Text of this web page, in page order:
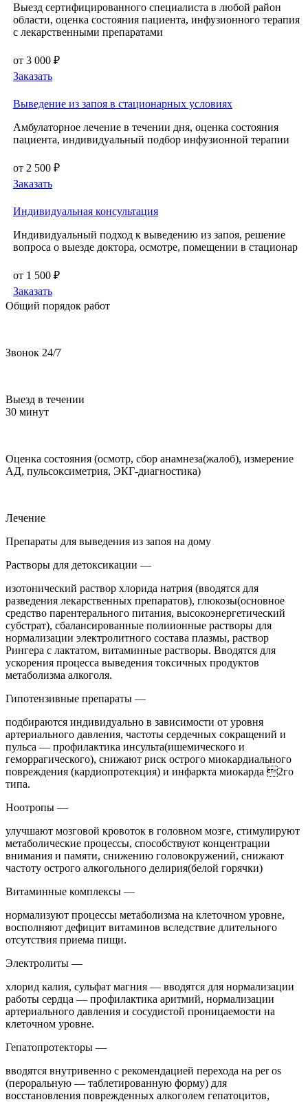
Выезд сертифицированного специалиста в любой район
области, оценка состояния пациента, инфузионного терапия
с лекарственными препаратами
от 3 000 ₽
Заказать
Выведение из запоя в стационарных условиях
Амбулаторное лечение в течении дня, оценка состояния
пациента, индивидуальный подбор инфузионной терапии
от 2 500 ₽
Заказать
Индивидуальная консультация
Индивидуальный подход к выведению из запоя, решение
вопроса о выезде доктора, осмотре, помещении в стационар
от 1 500 ₽
Заказать
Общий порядок работ
Звонок 24/7
Выезд в течении
30 минут
Оценка состояния (осмотр, сбор анамнеза(жалоб), измерение
АД, пульсоксиметрия, ЭКГ-диагностика)
Лечение
Препараты для выведения из запоя на дому
Растворы для детоксикации —
изотонический раствор хлорида натрия (вводятся для
разведения лекарственных препаратов), глюкозы(основное
средство парентерального питания, высокоэнергетический
субстрат), сбалансированные полиионные растворы для
нормализации электролитного состава плазмы, раствор
Рингера с лактатом, витаминные растворы. Вводятся для
ускорения процесса выведения токсичных продуктов
метаболизма алкоголя.
Гипотензивные препараты —
подбираются индивидуально в зависимости от уровня
артериального давления, частоты сердечных сокращений и
пульса — профилактика инсульта(ишемического и
геморрагического), снижают риск острого миокардиального
повреждения (кардиопротекция) и инфаркта миокарда 2го
типа.
Ноотропы —
улучшают мозговой кровоток в головном мозге, стимулируют
метаболические процессы, способствуют концентрации
внимания и памяти, снижению головокружений, снижают
частоту острого алкогольного делирия(белой горячки)
Витаминные комплексы —
нормализуют процессы метаболизма на клеточном уровне,
восполняют дефицит витаминов вследствие длительного
отсутствия приема пищи.
Электролиты —
хлорид калия, сульфат магния — вводятся для нормализации
работы сердца — профилактика аритмий, нормализации
артериального давления и сосудистой проницаемости на
клеточном уровне.
Гепатопротекторы —
вводятся внутривенно с рекомендацией перехода на per os
(пероральную — таблетированную форму) для
восстановления поврежденных алкоголем гепатоцитов,